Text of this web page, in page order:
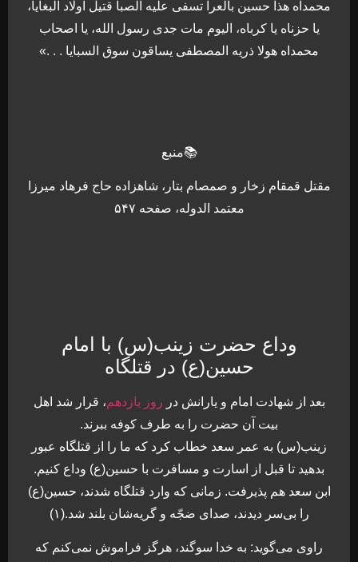
محمداه هذا حسین بالعرا تسفی علیه الصبا قتیل اولاد البغایا،
یا حزناه یا کرباه، الیوم مات جدی رسول الله، یا اصحاب
محمداه هولا ذریه المصطفی یساقون سوق السبایا . . .»
📚منبع
مقتل قمقام زخار و صمصام بتار، شاهزاده حاج فرهاد میرزا
معتمد الدوله، صفحه ۵۴۷
وداع حضرت زینب(س) با امام
حسین(ع) در قتلگاه
بعد از شهادت امام و يارانش در روز يازدهم، قرار شد اهل
بيت آن حضرت را به طرف كوفه ببرند.
زينب(س) به عمر سعد خطاب كرد كه ما را از قتلگاه عبور
بدهيد تا قبل از اسارت و مسافرت با حسين(ع) وداع كنيم‌.
ابن سعد هم پذيرفت. زمانى كه وارد قتلگاه شدند، حسين(ع)
را بى‌سر ديدند، صداى ضجّه و گریه‌شان بلند شد.(۱)
راوى مى‌گويد: به خدا سوگند، هرگز فراموش نمى‌كنم كه